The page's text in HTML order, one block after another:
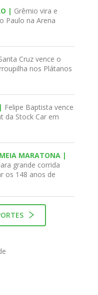
| Grêmio vira e
Paulo na Arena
Cruz vence o
nos Plátanos
Felipe Baptista vence
da Stock Car em
MARATONA |
grande corrida
os 148 anos de